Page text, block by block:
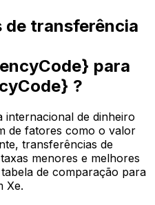
de transferência
para
?
internacional de dinheiro
de fatores como o valor
transferências de
menores e melhores
de comparação para
Xe.